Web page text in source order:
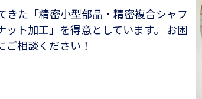
きた「精密小型部品・精密複合シャフ
ト加工」を得意としています。 お困
相談ください！